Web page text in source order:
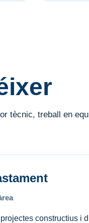
tècnic, treball en
constructius i